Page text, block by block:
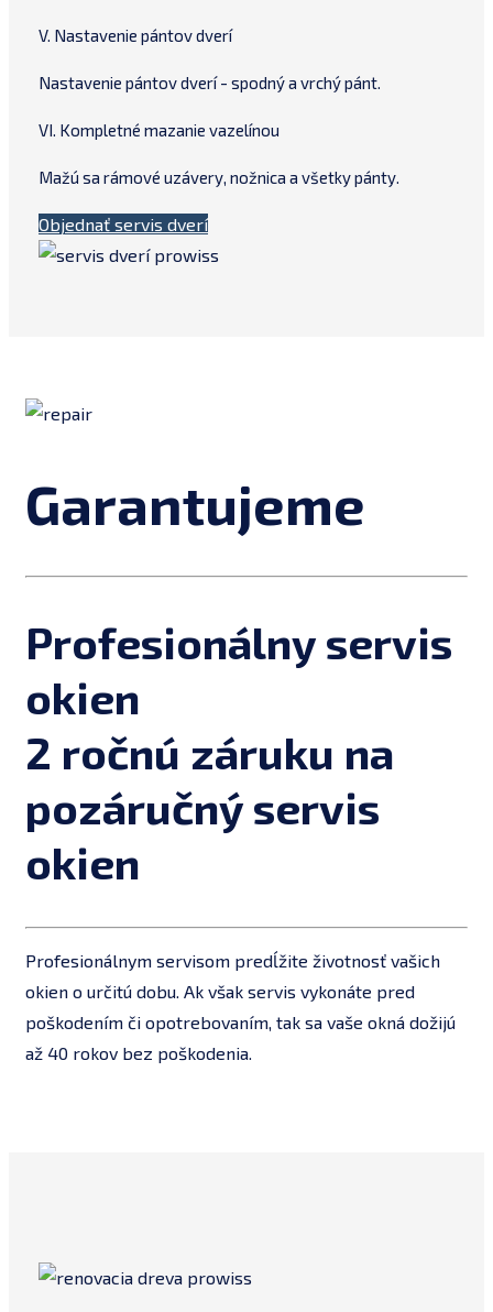
V. Nastavenie pántov dverí
Nastavenie pántov dverí - spodný a vrchý pánt.
VI. Kompletné mazanie vazelínou
Mažú sa rámové uzávery, nožnica a všetky pánty.
Objednať servis dverí
Garantujeme
Profesionálny servis
okien
2 ročnú záruku na
pozáručný servis
okien
Profesionálnym servisom predĺžite životnosť vašich
okien o určitú dobu. Ak však servis vykonáte pred
poškodením či opotrebovaním, tak sa vaše okná dožijú
až 40 rokov bez poškodenia.